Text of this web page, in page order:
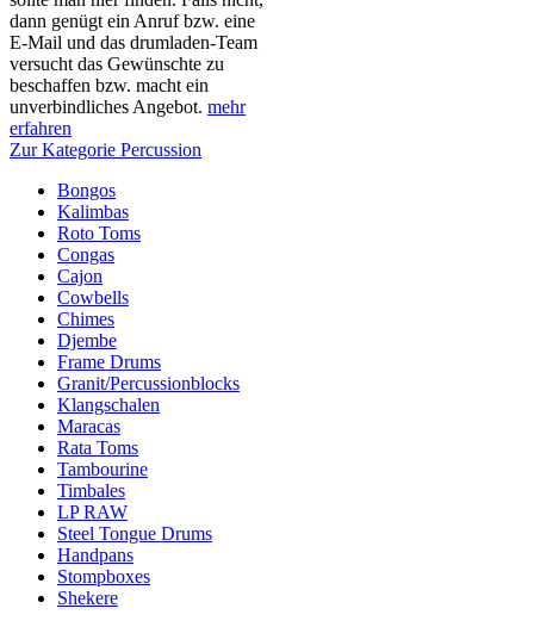
dann genügt ein Anruf bzw. eine
E-Mail und das drumladen-Team
versucht das Gewünschte zu
beschaffen bzw. macht ein
unverbindliches Angebot. mehr
erfahren
Zur Kategorie Percussion
Bongos
Kalimbas
Roto Toms
Congas
Cajon
Cowbells
Chimes
Djembe
Frame Drums
Granit/Percussionblocks
Klangschalen
Maracas
Rata Toms
Tambourine
Timbales
LP RAW
Steel Tongue Drums
Handpans
Stompboxes
Shekere